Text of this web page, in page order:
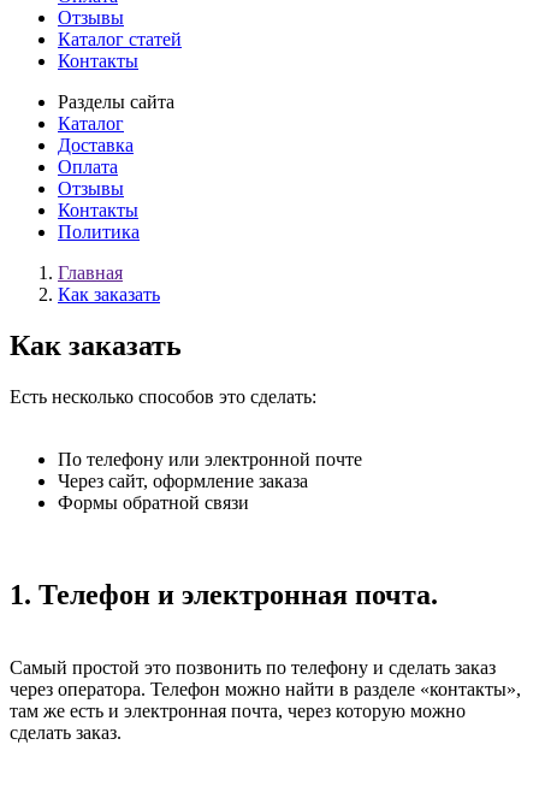
Отзывы
Каталог статей
Контакты
Разделы сайта
Каталог
Доставка
Оплата
Отзывы
Контакты
Политика
Главная
Как заказать
Как заказать
Есть несколько способов это сделать:
По телефону или электронной почте
Через сайт, оформление заказа
Формы обратной связи
1. Телефон и электронная почта.
Самый простой это позвонить по телефону и сделать заказ
через оператора. Телефон можно найти в разделе «контакты»,
там же есть и электронная почта, через которую можно
сделать заказ.